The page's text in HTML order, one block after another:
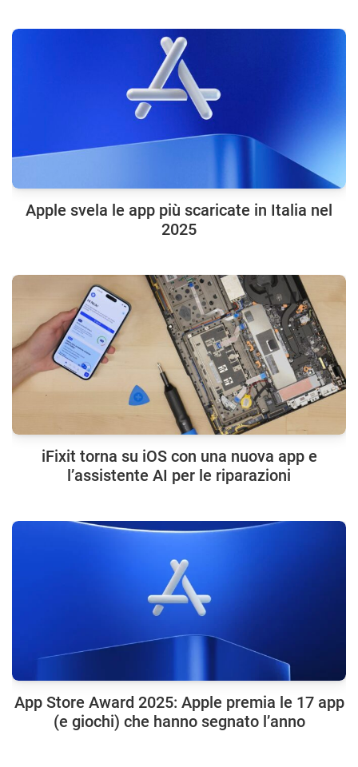
Apple svela le app più scaricate in Italia nel
2025
iFixit torna su iOS con una nuova app e
l’assistente AI per le riparazioni
App Store Award 2025: Apple premia le 17 app
(e giochi) che hanno segnato l’anno